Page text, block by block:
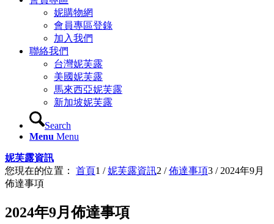
妮購物網
會員專區登錄
加入我們
聯絡我們
台灣妮芙露
美國妮芙露
馬來西亞妮芙露
新加坡妮芙露
Search
Menu Menu
妮芙露資訊
您現在的位置：
首頁1 / 妮芙露資訊2 / 佈達事項3 / 2024年9月
佈達事項
2024年9月佈達事項